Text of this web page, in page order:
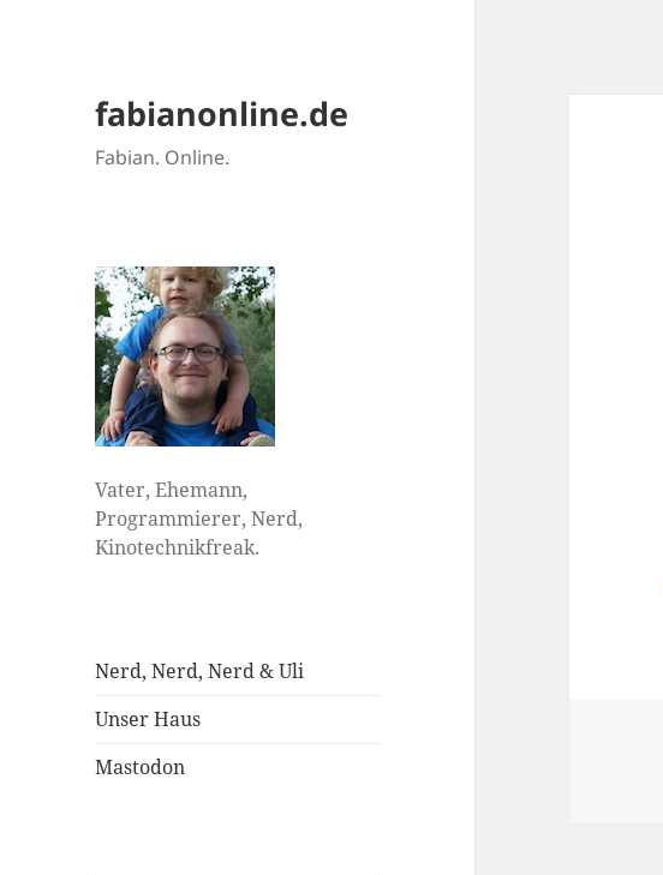
fabianonline.de
Fabian. Online.
Vater, Ehemann,
Programmierer, Nerd,
Kinotechnikfreak.
Nerd, Nerd, Nerd & Uli
Unser Haus
Mastodon